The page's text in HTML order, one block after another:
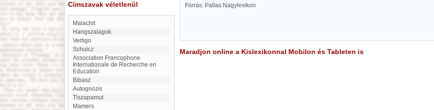
Címszavak véletlenül
malachit
Hangszalagok
Vertigo
Schulcz
Association Francophone
Internationale de Recherche en
Education
Bibasz
autognózis
Tiszapamut
Mamers
Forrás: Pallas Nagylexikon
Maradjon online a Kislexikonnal Mobilon és Tableten is